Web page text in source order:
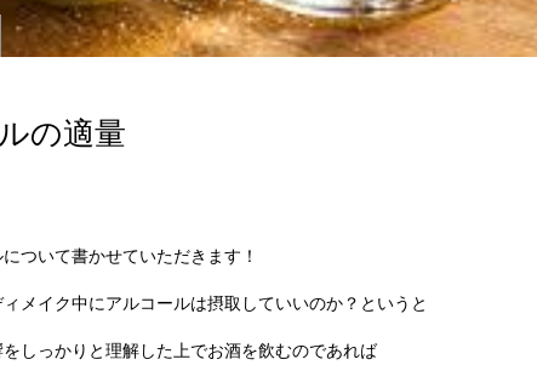
の適量
ついて書かせていただきます！
メイク中にアルコールは摂取していいのか？というと
しっかりと理解した上でお酒を飲むのであれば